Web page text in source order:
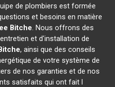
de plombiers est formée
et besoins en matière
Bitche. Nous offrons des
et d'installation de
, ainsi que des conseils
de votre système de
de nos garanties et de nos
satisfaits qui ont fait l